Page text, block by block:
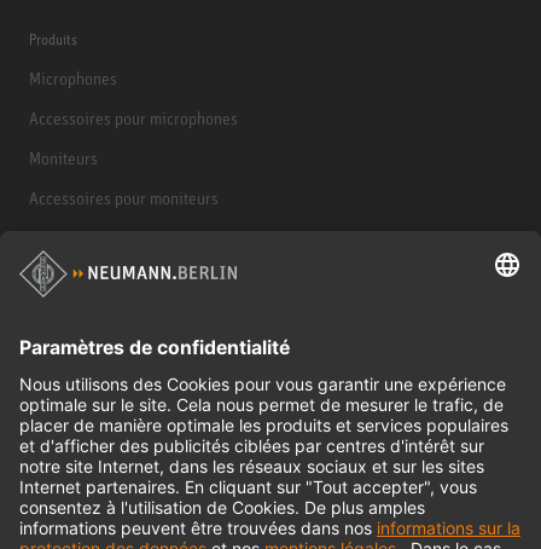
Produits
Microphones
Accessoires pour microphones
Moniteurs
Accessoires pour moniteurs
Produits historiques